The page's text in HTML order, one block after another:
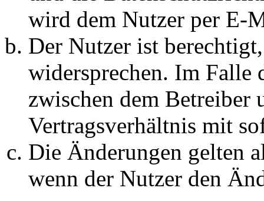
wird dem Nutzer per E-
Der Nutzer ist
widersprechen. Im Falle
zwischen dem Betreiber
Vertragsverhältnis mit
Die Änderungen gelten
wenn der Nutzer den